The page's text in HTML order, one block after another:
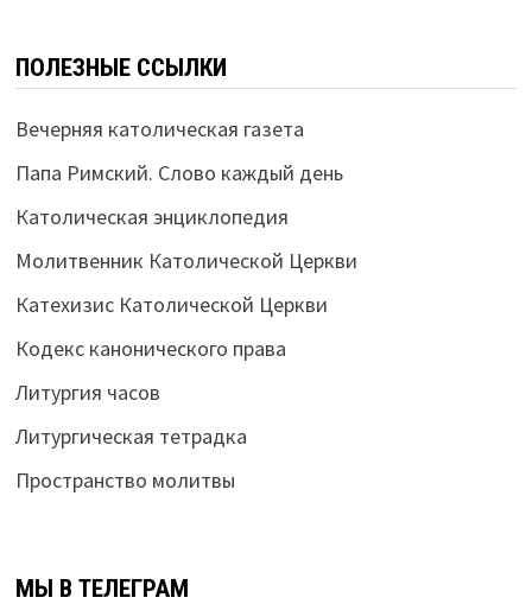
ПОЛЕЗНЫЕ ССЫЛКИ
Вечерняя католическая газета
Папа Римский. Слово каждый день
Католическая энциклопедия
Молитвенник Католической Церкви
Катехизис Католической Церкви
Кодекс канонического права
Литургия часов
Литургическая тетрадка
Пространство молитвы
МЫ В ТЕЛЕГРАМ